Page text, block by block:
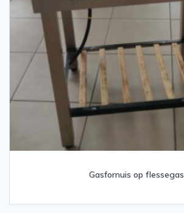
Gasfornuis op flessegas